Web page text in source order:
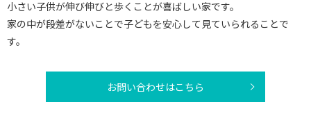
小さい子供が伸び伸びと歩くことが喜ばしい家です。
家の中が段差がないことで子どもを安心して見ていられることで
す。
お問い合わせはこちら